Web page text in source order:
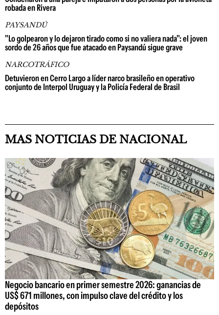
robada en Rivera
PAYSANDÚ
"Lo golpearon y lo dejaron tirado como si no valiera nada": el joven
sordo de 26 años que fue atacado en Paysandú sigue grave
NARCOTRÁFICO
Detuvieron en Cerro Largo a líder narco brasileño en operativo
conjunto de Interpol Uruguay y la Policía Federal de Brasil
MAS NOTICIAS DE NACIONAL
Negocio bancario en primer semestre 2026: ganancias de
US$ 671 millones, con impulso clave del crédito y los
depósitos